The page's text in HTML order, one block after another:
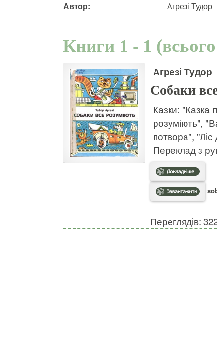
Автор: Агрезі Тудор
Книги 1 - 1
Агрезі Тудор
Собаки
Казки: "Казка
розуміють",
потвора",
Переклад з
Переглядів: